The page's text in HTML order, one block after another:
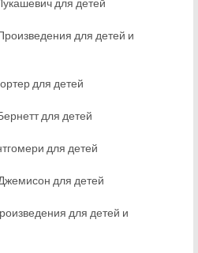
для детей
для детей и
для детей
для детей
для детей
для детей
для детей и